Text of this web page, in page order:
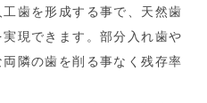
歯を形成する事で、天然歯
現できます。部分入れ歯や
隣の歯を削る事なく残存率